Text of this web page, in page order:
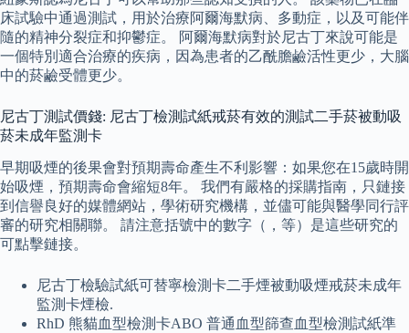
床試驗中通過測試，用於治療阿爾海默病、多動症，以及可能伴
隨的精神分裂症和抑鬱症。 阿爾海默病對於尼古丁來說可能是
一個特別適合治療的疾病，因為患者的乙酰膽鹼活性更少，大腦
中的菸鹼受體更少。
尼古丁測試價錢: 尼古丁檢測試紙戒菸有效的測試二手菸被動吸
菸未成年監測卡
早期吸煙的後果會對預期壽命產生不利影響：如果您在15歲時開
始吸煙，預期壽命會縮短8年。 我們有嚴格的採購指南，只鏈接
到信譽良好的媒體網站，學術研究機構，並儘可能與醫學同行評
審的研究相關聯。 請注意括號中的數字（，等）是這些研究的
可點擊鏈接。
尼古丁檢驗試紙可替寧檢測卡二手煙被動吸煙戒菸未成年
監測卡煙檢.
RhD 熊貓血型檢測卡ABO 普通血型篩查血型檢測試紙準